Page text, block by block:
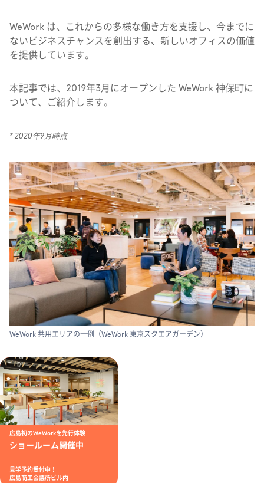
WeWork は、これからの多様な働き方を支援し、今までに
ないビジネスチャンスを創出する、新しいオフィスの価値
を提供しています。
本記事では、2019年3月にオープンした WeWork 神保町に
ついて、ご紹介します。
* 2020年9月時点
WeWork 共用エリアの一例（WeWork 東京スクエアガーデン）
広島初のWeWorkを先行体験
ショールーム開催中
見学予約受付中！
広島商工会議所ビル内